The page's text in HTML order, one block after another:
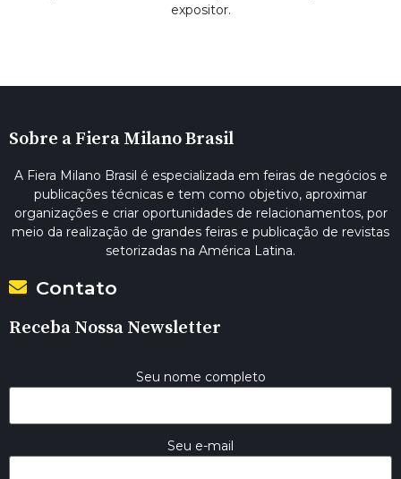
expositor.
Sobre a Fiera Milano Brasil
A Fiera Milano Brasil é especializada em feiras de negócios e
publicações técnicas e tem como objetivo, aproximar
organizações e criar oportunidades de relacionamentos, por
meio da realização de grandes feiras e publicação de revistas
setorizadas na América Latina.
Contato
Receba Nossa Newsletter
Seu nome completo
Seu e-mail